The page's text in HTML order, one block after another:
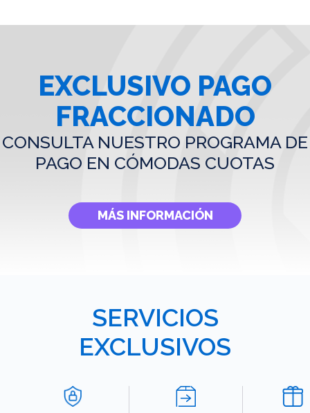
EXCLUSIVO PAGO
FRACCIONADO
CONSULTA NUESTRO PROGRAMA DE
PAGO EN CÓMODAS CUOTAS
MÁS INFORMACIÓN
SERVICIOS
EXCLUSIVOS